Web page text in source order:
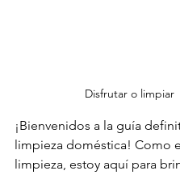
Disfrutar o limpiar
¡Bienvenidos a la guía
limpieza doméstica! Como
limpieza, estoy aquí para